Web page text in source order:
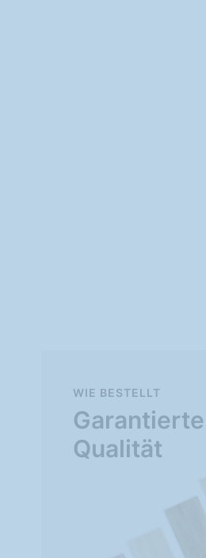
Garantierte
Qualität
WIE BESTELLT